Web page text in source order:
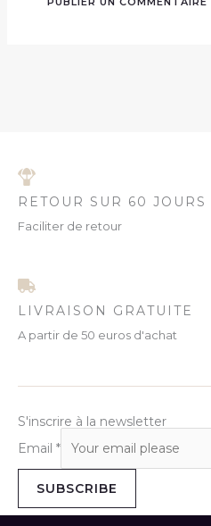
RETOUR SUR 60 JOURS
Faciliter de retour
LIVRAISON GRATUITE
A partir de 50 euros d'achat
S'inscrire à la newsletter
Email *
SUBSCRIBE